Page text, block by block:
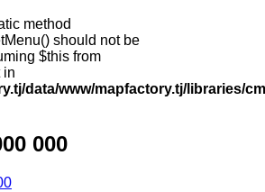
method
should not be
$this from
in
data/www/mapfactory.tj/libraries/
000